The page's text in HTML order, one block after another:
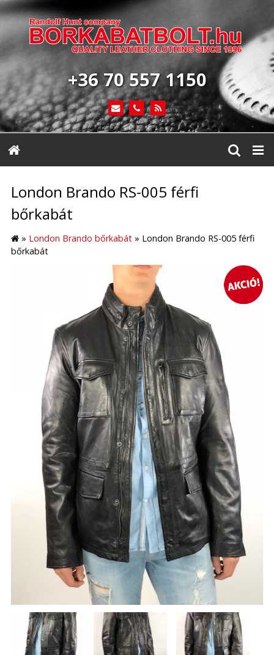
+36 70 557 1150
London Brando RS-005 férfi
bőrkabát
» London Brando bőrkabát » London Brando RS-005 férfi
bőrkabát